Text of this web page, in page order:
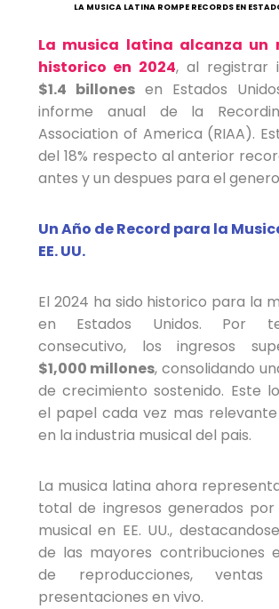
LA MUSICA LATINA ROMPE RECORDS EN
La musica latina alcanza un
historico en 2024, al registrar
$1.4 billonesen Estados
informe anual de la
Association of America (RIAA).
del 18% respecto al anterior
antes y un despues para el
Un Año de Record para la
EE. UU.
El 2024 ha sido historico para la
en Estados Unidos. Por
consecutivo, los ingresos
$1,000 millones, consolidando
de crecimiento sostenido. Este
el papel cada vez mas
en la industria musical del pais.
La musica latina ahora
total de ingresos generados
musical en EE. UU.,
de las mayores contribuciones
de reproducciones,
presentaciones en vivo.